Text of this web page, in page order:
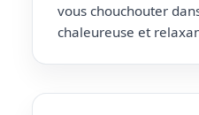
vous chouchouter
chaleureuse et